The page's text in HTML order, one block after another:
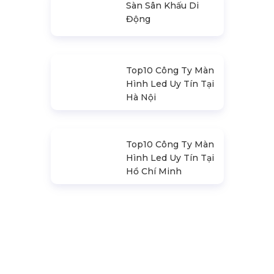
Promax Pl212Ar
(2020)
Sàn Sân Khấu Di
Động
Top10 Công Ty Màn